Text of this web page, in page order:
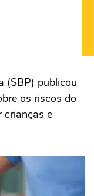
(SBP) publicou
os riscos do
crianças e